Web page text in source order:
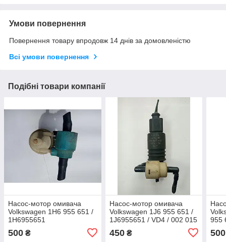
Умови повернення
Повернення товару впродовж 14 днів за домовленістю
Всі умови повернення
Подібні товари компанії
Насос-мотор омивача
Volkswagen 1H6 955 651 /
1H6955651
500 ₴
Насос-мотор омивача
Volkswagen 1J6 955 651 /
1J6955651 / VD4 / 002 015
450₴
955
500